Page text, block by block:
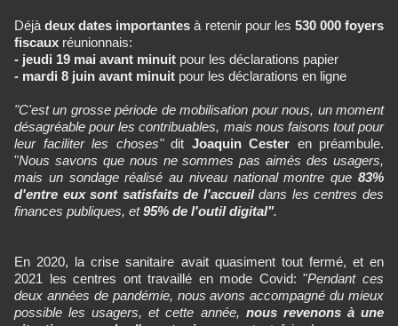
Déjàdeux dates importantes à retenir pour les 530 000 foyers
fiscaux réunionnais:
- jeudi 19 mai avant minuit pour les déclarations papier
- mardi 8 juin avant minuit pour les déclarations en ligne
"C'est un grosse période de mobilisation pour nous, un moment
désagréable pour les contribuables, mais nous faisons tout pour
leur faciliter les choses"dit Joaquin Cester en préambule.
"Nous savons que nous ne sommes pas aimés des usagers,
mais un sondage réalisé au niveau national montre que 83%
d'entre eux sont satisfaits de l'accueildans les centres des
finances publiques, et95% de l'outil digital".
En 2020, la crise sanitaire avait quasiment tout fermé, et en
2021 les centres ont travaillé en mode Covid: "Pendant ces
deux années de pandémie, nous avons accompagné du mieux
possible les usagers, et cette année, nous revenons à une